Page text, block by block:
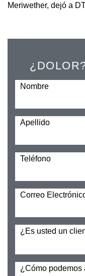
Meriwether, dejó a
Nombre
Apellido
Teléfono
Correo
¿Es usted un
¿Cómo podemos